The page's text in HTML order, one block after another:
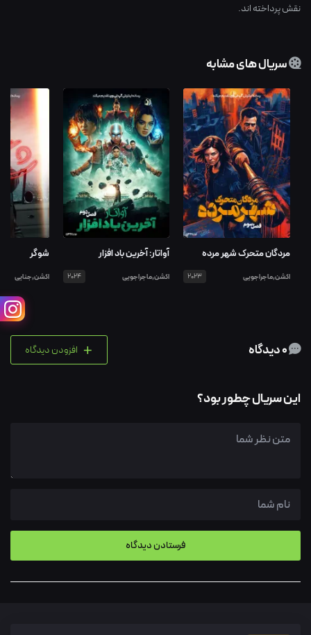
نقش پرداخته اند.
سریال های مشابه
مردگان متحرک شهر مرده
اکشن,ماجراجویی 2023
آواتار: آخرین باد افزار
اکشن,ماجراجویی 2024
شوگر
اکشن,جنایی
+ افزودن دیدگاه
این سریال چطور بود؟